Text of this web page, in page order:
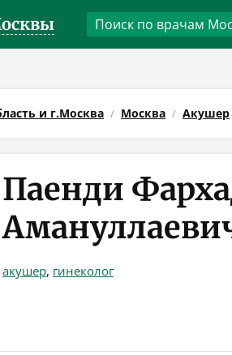
и г.Москва Москва Акушер
Паенди
акушер, гинеколог